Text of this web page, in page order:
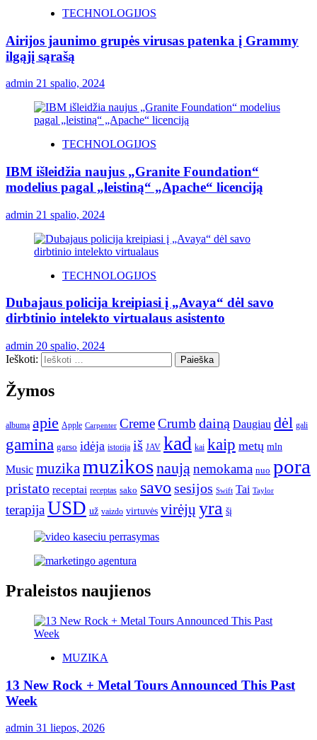
TECHNOLOGIJOS
Airijos jaunimo grupės virusas patenka į Grammy
ilgąjį sąrašą
admin 21 spalio, 2024
TECHNOLOGIJOS
IBM išleidžia naujus „Granite Foundation“
modelius pagal „leistiną“ „Apache“ licenciją
admin 21 spalio, 2024
TECHNOLOGIJOS
Dubajaus policija kreipiasi į „Avaya“ dėl savo
dirbtinio intelekto virtualaus asistento
admin 20 spalio, 2024
Ieškoti:
Žymos
albumą apie Apple Carpenter CremeCrumb dainą Daugiau dėl gali
gamina garso idėja istorija iš JAV kad kai kaip metų mln
Music muzikamuzikosnaująnemokama nuo pora
pristato receptai receptas sako savo sesijos Swift Tai Taylor
terapijaUSD už vaizdo virtuvės virėjų yra šį
Praleistos naujienos
MUZIKA
13 New Rock + Metal Tours Announced This Past
Week
admin 31 liepos, 2026